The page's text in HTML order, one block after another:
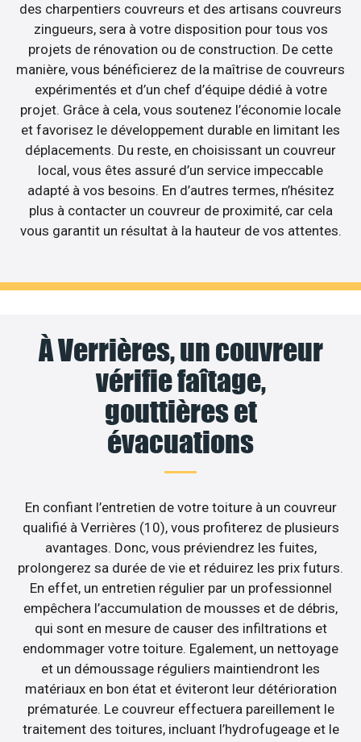
des charpentiers couvreurs et des artisans couvreurs
zingueurs, sera à votre disposition pour tous vos
projets de rénovation ou de construction. De cette
manière, vous bénéficierez de la maîtrise de couvreurs
expérimentés et d’un chef d’équipe dédié à votre
projet. Grâce à cela, vous soutenez l’économie locale
et favorisez le développement durable en limitant les
déplacements. Du reste, en choisissant un couvreur
local, vous êtes assuré d’un service impeccable
adapté à vos besoins. En d’autres termes, n’hésitez
plus à contacter un couvreur de proximité, car cela
vous garantit un résultat à la hauteur de vos attentes.
À Verrières, un couvreur
vérifie faîtage,
gouttières et
évacuations
En confiant l’entretien de votre toiture à un couvreur
qualifié à Verrières (10), vous profiterez de plusieurs
avantages. Donc, vous préviendrez les fuites,
prolongerez sa durée de vie et réduirez les prix futurs.
En effet, un entretien régulier par un professionnel
empêchera l’accumulation de mousses et de débris,
qui sont en mesure de causer des infiltrations et
endommager votre toiture. Egalement, un nettoyage
et un démoussage réguliers maintiendront les
matériaux en bon état et éviteront leur détérioration
prématurée. Le couvreur effectuera pareillement le
traitement des toitures, incluant l’hydrofugeage et le